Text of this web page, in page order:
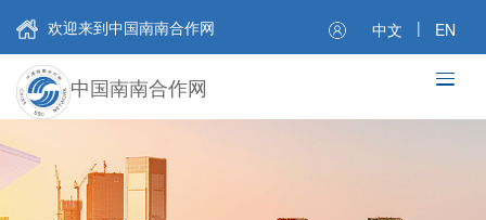
欢迎来到中国南南合作网 中文 | EN
中国南南合作网